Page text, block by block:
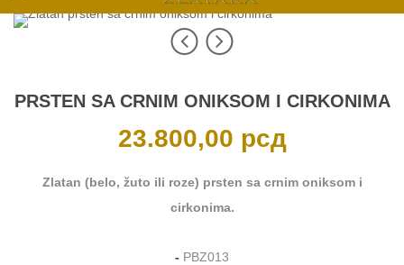
PRSTEN SA CRNIM ONIKSOM I CIRKONIMA
23.800,00 рсд
Zlatan (belo, žuto ili roze) prsten sa crnim oniksom i
cirkonima.
- PBZ013